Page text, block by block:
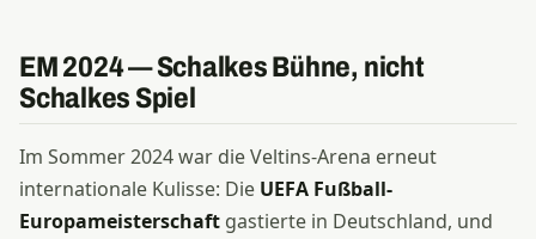
EM 2024 — Schalkes Bühne, nicht
Schalkes Spiel
Im Sommer 2024 war die Veltins-Arena erneut
internationale Kulisse: Die UEFA Fußball-
Europameisterschaft gastierte in Deutschland, und